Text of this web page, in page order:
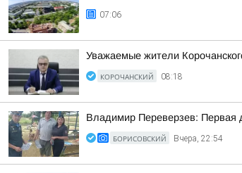
07:06
Уважаемые жители
КОРОЧАНСКИЙ 08:18
Владимир Переверзев: Первая
БОРИСОВСКИЙ Вчера, 22:54